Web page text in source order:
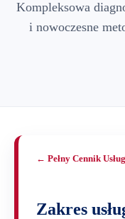
Kompleksowa
i nowoczesne
← Pełny Cennik Usług
Zakres